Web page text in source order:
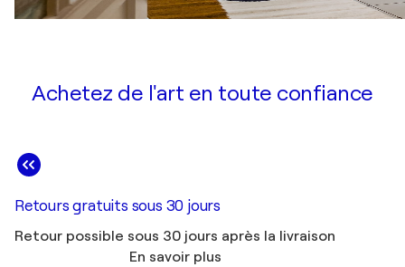
Achetez de l'art en toute confiance
Retours gratuits sous 30 jours
Retour possible sous 30 jours après la livraison
En savoir plus